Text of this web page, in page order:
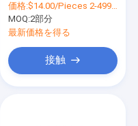
トな出入口のハブ3.0
価格:$14.00/Pieces 2-499 Pieces
MOQ:2部分
最新価格を得る
接触